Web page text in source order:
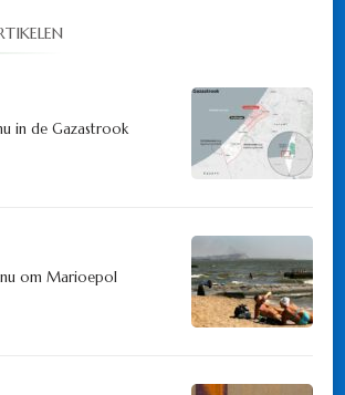
in de Gazastrook
nu om Marioepol